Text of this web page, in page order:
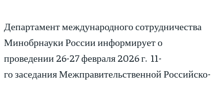
Департамент международного сотрудничества
Минобрнауки России информирует о
проведении 26-27 февраля 2026 г. 11-
го заседания Межправительственной Российско-